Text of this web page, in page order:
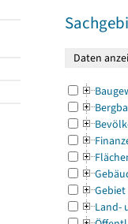
Gebiet
Land-